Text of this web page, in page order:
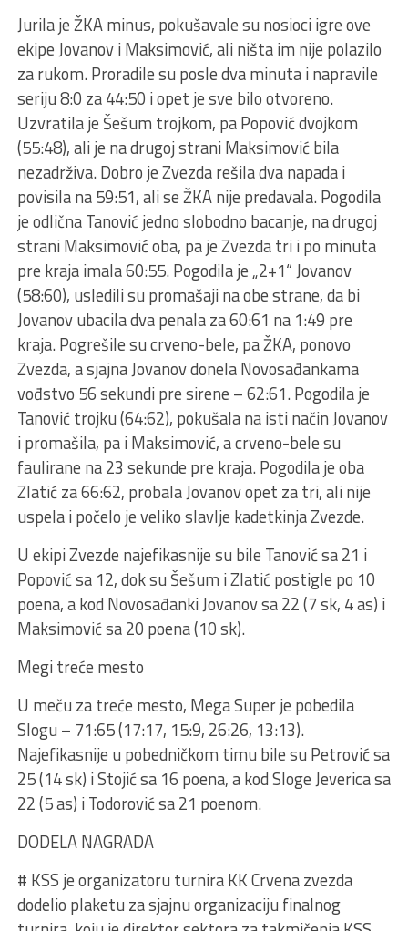
Jurila je ŽKA minus, pokušavale su nosioci igre ove
ekipe Jovanov i Maksimović, ali ništa im nije polazilo
za rukom. Proradile su posle dva minuta i napravile
seriju 8:0 za 44:50 i opet je sve bilo otvoreno.
Uzvratila je Šešum trojkom, pa Popović dvojkom
(55:48), ali je na drugoj strani Maksimović bila
nezadrživa. Dobro je Zvezda rešila dva napada i
povisila na 59:51, ali se ŽKA nije predavala. Pogodila
je odlična Tanović jedno slobodno bacanje, na drugoj
strani Maksimović oba, pa je Zvezda tri i po minuta
pre kraja imala 60:55. Pogodila je „2+1“ Jovanov
(58:60), usledili su promašaji na obe strane, da bi
Jovanov ubacila dva penala za 60:61 na 1:49 pre
kraja. Pogrešile su crveno-bele, pa ŽKA, ponovo
Zvezda, a sjajna Jovanov donela Novosađankama
vođstvo 56 sekundi pre sirene – 62:61. Pogodila je
Tanović trojku (64:62), pokušala na isti način Jovanov
i promašila, pa i Maksimović, a crveno-bele su
faulirane na 23 sekunde pre kraja. Pogodila je oba
Zlatić za 66:62, probala Jovanov opet za tri, ali nije
uspela i počelo je veliko slavlje kadetkinja Zvezde.
U ekipi Zvezde najefikasnije su bile Tanović sa 21 i
Popović sa 12, dok su Šešum i Zlatić postigle po 10
poena, a kod Novosađanki Jovanov sa 22 (7 sk, 4 as) i
Maksimović sa 20 poena (10 sk).
Megi treće mesto
U meču za treće mesto, Mega Super je pobedila
Slogu – 71:65 (17:17, 15:9, 26:26, 13:13).
Najefikasnije u pobedničkom timu bile su Petrović sa
25 (14 sk) i Stojić sa 16 poena, a kod Sloge Jeverica sa
22 (5 as) i Todorović sa 21 poenom.
DODELA NAGRADA
# KSS je organizatoru turnira KK Crvena zvezda
dodelio plaketu za sjajnu organizaciju finalnog